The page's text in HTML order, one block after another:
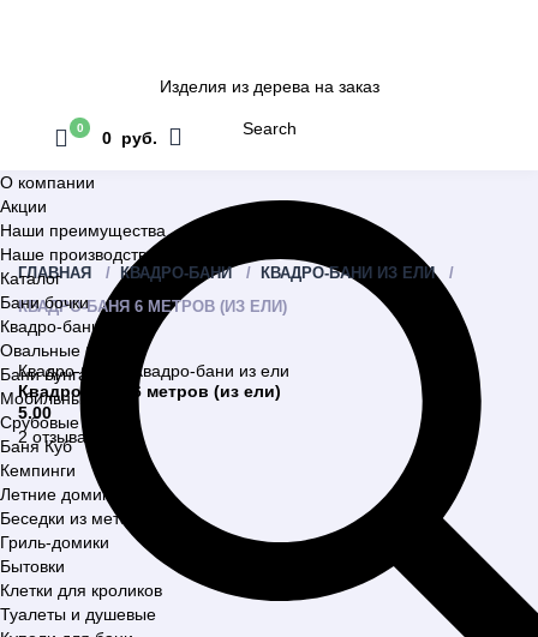
Изделия из дерева на заказ
Search
0
0 руб.
О компании
Акции
Наши преимущества
Наше производство
Каталог
Бани бочки
Квадро-бани
Овальные бани
Бани бунгало
Мобильные бани
Срубовые бани
Баня Куб
Кемпинги
Летние домики
Беседки из металла
Гриль-домики
Бытовки
Клетки для кроликов
Туалеты и душевые
ГЛАВНАЯ КВАДРО-БАНИ
КВАДРО-БАНИ ИЗ ЕЛИ
КВАДРО-БАНЯ 6 МЕТРОВ (ИЗ ЕЛИ)
Квадро-бани
Квадро-бани из ели
Квадро-баня 6 метров (из ели)
5.00
2 отзыва